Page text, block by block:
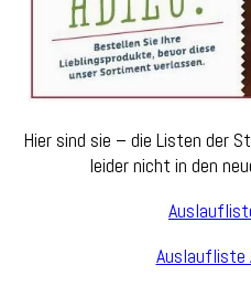
Hier sind sie – die Listen der
leider nicht in den
Auslaufliste